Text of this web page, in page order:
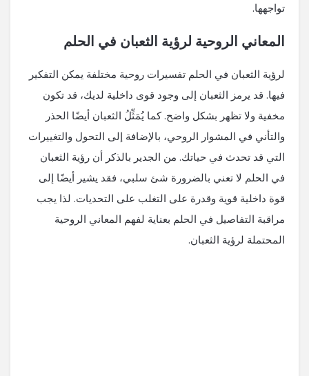
تواجهها.
المعاني الروحية لرؤية الثعبان في الحلم
لرؤية الثعبان في الحلم تفسيرات روحية مختلفة يمكن التفكير
فيها. قد يرمز الثعبان إلى وجود قوى داخلية لديك، قد تكون
مخفية ولا تظهر بشكل واضح. كما يُمَثِّلُ الثعبان أيضًا الحذر
والتأني في المشوار الروحي، بالإضافة إلى التحول والتغييرات
التي قد تحدث في حياتك. من الجدير بالذكر أن رؤية الثعبان
في الحلم لا تعني بالضرورة شئ سلبي، فقد يشير أيضًا إلى
قوة داخلية قوية وقدرة على التغلب على التحديات. لذا يجب
مراقبة التفاصيل في الحلم بعناية لفهم المعاني الروحية
المحتملة لرؤية الثعبان.